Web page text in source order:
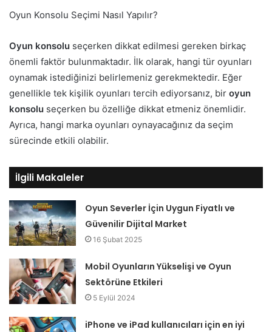
Oyun Konsolu Seçimi Nasıl Yapılır?
Oyun konsolu seçerken dikkat edilmesi gereken birkaç
önemli faktör bulunmaktadır. İlk olarak, hangi tür oyunları
oynamak istediğinizi belirlemeniz gerekmektedir. Eğer
genellikle tek kişilik oyunları tercih ediyorsanız, bir oyun
konsolu seçerken bu özelliğe dikkat etmeniz önemlidir.
Ayrıca, hangi marka oyunları oynayacağınız da seçim
sürecinde etkili olabilir.
İlgili Makaleler
Oyun Severler İçin Uygun Fiyatlı ve
Güvenilir Dijital Market
16 Şubat 2025
Mobil Oyunların Yükselişi ve Oyun
Sektörüne Etkileri
5 Eylül 2024
iPhone ve iPad kullanıcıları için en iyi